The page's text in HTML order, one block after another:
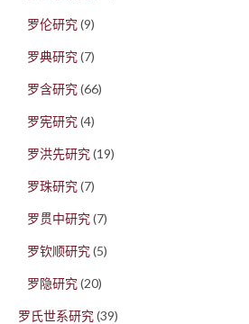
罗伦研究(9)
罗典研究(7)
罗含研究(66)
罗宪研究(4)
罗洪先研究(19)
罗珠研究(7)
罗贯中研究(7)
罗钦顺研究(5)
罗隐研究(20)
罗氏世系研究(39)